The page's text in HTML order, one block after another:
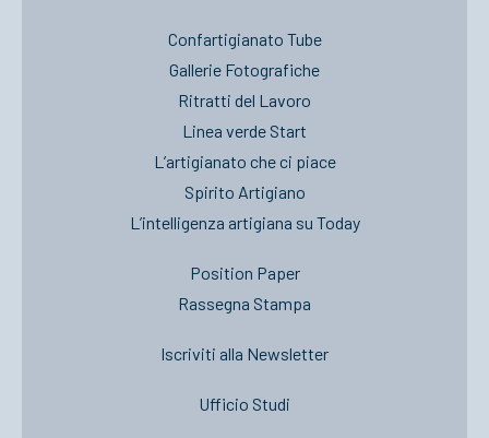
Confartigianato Tube
Gallerie Fotografiche
Ritratti del Lavoro
Linea verde Start
L’artigianato che ci piace
Spirito Artigiano
L’intelligenza artigiana su Today
Position Paper
Rassegna Stampa
Iscriviti alla Newsletter
Ufficio Studi